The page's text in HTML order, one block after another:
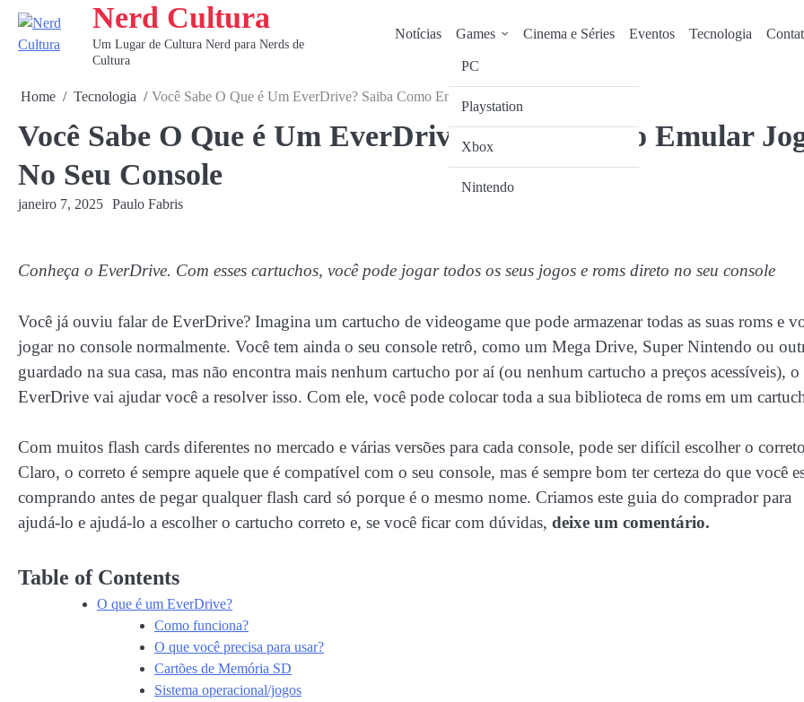
Skip
content
Nerd Cultura
Um Lugar de Cultura Nerd para Nerds de
Cultura
Notícias
Games
PC
Playstation
Xbox
Nintendo
Cinema e Séries Eventos Tecnologia
Home Tecnologia Você Sabe O Que é Um EverDrive? Saiba Como Emular Jogos No Seu Console
Você Sabe O Que é Um EverDrive? Saiba Como Emular
No Seu Console
janeiro 7, 2025 Paulo Fabris
Conheça o EverDrive. Com esses cartuchos, você pode jogar todos os seus jogos e roms direto no seu console
Você já ouviu falar de EverDrive? Imagina um cartucho de videogame que pode armazenar todas as suas roms e
jogar no console normalmente. Você tem ainda o seu console retrô, como um Mega Drive, Super Nintendo ou
guardado na sua casa, mas não encontra mais nenhum cartucho por aí (ou nenhum cartucho a preços acessíveis), o
EverDrive vai ajudar você a resolver isso. Com ele, você pode colocar toda a sua biblioteca de roms em um
Com muitos flash cards diferentes no mercado e várias versões para cada console, pode ser difícil escolher o
Claro, o correto é sempre aquele que é compatível com o seu console, mas é sempre bom ter certeza do que você
comprando antes de pegar qualquer flash card só porque é o mesmo nome. Criamos este guia do comprador para
ajudá-lo e ajudá-lo a escolher o cartucho correto e, se você ficar com dúvidas, deixe um comentário.
Table of Contents
O que é um EverDrive?
Como funciona?
O que você precisa para usar?
Cartões de Memória SD
Sistema operacional/jogos